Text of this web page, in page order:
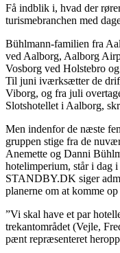
Få indblik i, hvad der
turismebranchen med
Bühlmann-familien fra
ved Aalborg, Aalborg
Vosborg ved Holstebro
Til juni iværksætter de
Viborg, og fra juli
Slotshotellet i Aalborg,
Men indenfor de næste
gruppen stige fra de
Anemette og Danni
hotelimperium, står i dag
STANDBY.DK siger
planerne om at komme
”Vi skal have et par
trekantområdet (Vejle,
pænt repræsenteret